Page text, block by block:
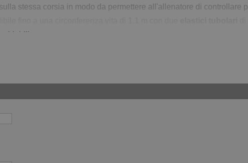
stessa corsia in modo da permettere all'allenatore di controllare